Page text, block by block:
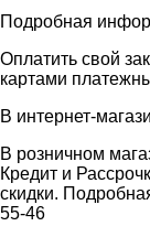
Подробная
Оплатить свой
картами
В интернет-
В розничном
Кредит и
скидки.
55-46